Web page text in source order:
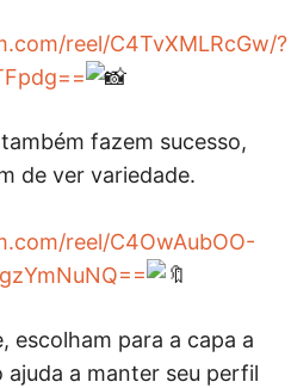
reel/C4TvXMLRcGw/?
fazem sucesso,
de ver variedade.
reel/C4OwAubOO-
escolham para a capa a
a manter seu perfil